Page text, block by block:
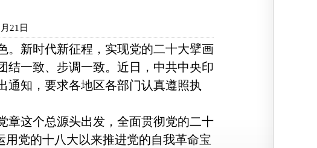
21日
新时代新征程，实现党的二十大擘画
结一致、步调一致。近日，中共中央印
通知，要求各地区各部门认真遵照执
这个总源头出发，全面贯彻党的二十
用党的十八大以来推进党的自我革命宝